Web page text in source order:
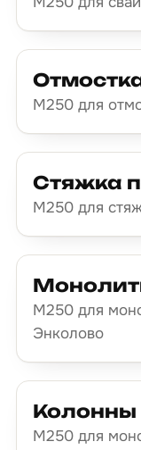
М250 для
Стяжка
М250 для
М250 для
Энколово
Колонны
М250 для